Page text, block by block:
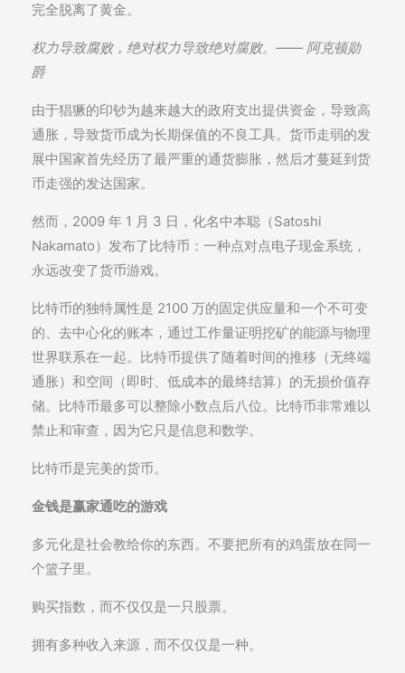
完全脱离了黄金。
权力导致腐败，绝对权力导致绝对腐败。—— 阿克顿勋
爵
由于猖獗的印钞为越来越大的政府支出提供资金，导致高
通胀，导致货币成为长期保值的不良工具。货币走弱的发
展中国家首先经历了最严重的通货膨胀，然后才蔓延到货
币走强的发达国家。
然而，2009 年 1 月 3 日，化名中本聪（Satoshi
Nakamato）发布了比特币：一种点对点电子现金系统，
永远改变了货币游戏。
比特币的独特属性是 2100 万的固定供应量和一个不可变
的、去中心化的账本，通过工作量证明挖矿的能源与物理
世界联系在一起。比特币提供了随着时间的推移（无终端
通胀）和空间（即时、低成本的最终结算）的无损价值存
储。比特币最多可以整除小数点后八位。比特币非常难以
禁止和审查，因为它只是信息和数学。
比特币是完美的货币。
金钱是赢家通吃的游戏
多元化是社会教给你的东西。不要把所有的鸡蛋放在同一
个篮子里。
购买指数，而不仅仅是一只股票。
拥有多种收入来源，而不仅仅是一种。